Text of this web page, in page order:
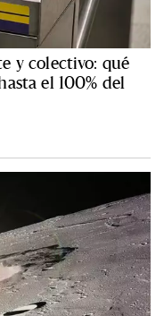
y colectivo: qué
el 100% del